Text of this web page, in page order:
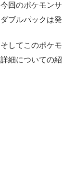
今回のポケモン
ダブルパックは
そしてこのポケ
詳細についての紹